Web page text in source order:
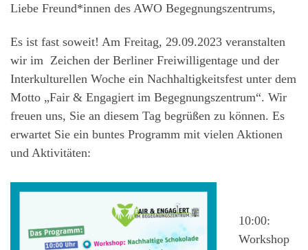
Liebe Freund*innen des AWO Begegnungszentrums,
Es ist fast soweit! Am Freitag, 29.09.2023 veranstalten
wir im Zeichen der Berliner Freiwilligentage und der
Interkulturellen Woche ein Nachhaltigkeitsfest unter dem
Motto „Fair & Engagiert im Begegnungszentrum“. Wir
freuen uns, Sie an diesem Tag begrüßen zu können. Es
erwartet Sie ein buntes Programm mit vielen Aktionen
und Aktivitäten:
10:00:
Workshop